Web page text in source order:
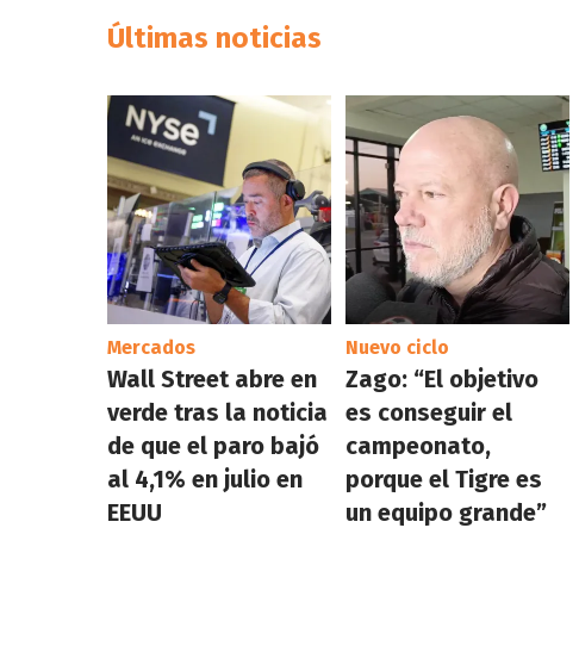
Últimas noticias
Mercados
Wall Street abre en
verde tras la noticia
de que el paro bajó
al 4,1% en julio en
EEUU
Nuevo ciclo
Zago: “El objetivo
es conseguir el
campeonato,
porque el Tigre es
un equipo grande”